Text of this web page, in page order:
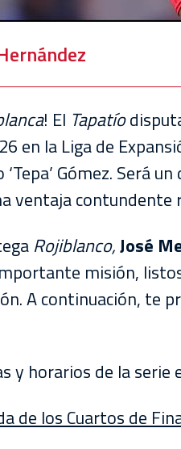
! El Tapatío
en la Liga de
Gómez. Será
ventaja contundente
Rojiblanco,José
misión,
A continuación, te
y horarios de la serie
de los Cuartos de